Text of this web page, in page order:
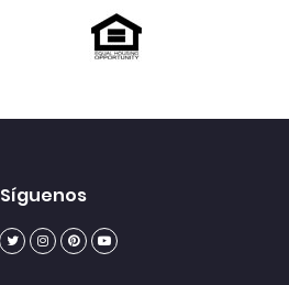
Síguenos